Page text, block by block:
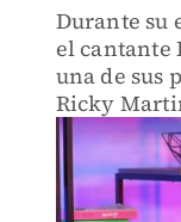
Durante su
el cantante
una de sus
Ricky